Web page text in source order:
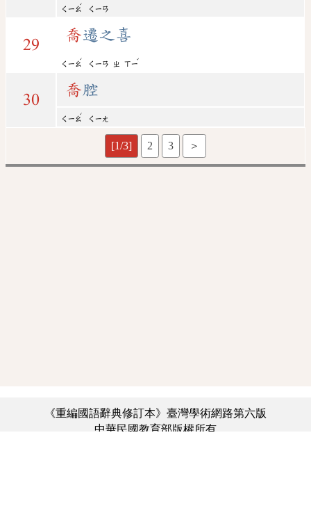
ㄑㄧㄠ
ˊ
ㄑㄧㄢ
29
喬遷之喜
ㄑㄧㄠ
ˊ
ㄑㄧㄢ ㄓ ㄒㄧ
ˇ
30
喬腔
ㄑㄧㄠ
ˊ
ㄑㄧㄤ
[1/3] 2 3 ＞
《重編國語辭典修訂本》臺灣學術網路第六版
中華民國教育部版權所有